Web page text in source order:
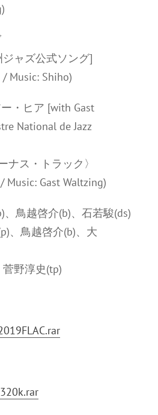
ジャズ公式ソング]
Music: Shiho)
・ヒア [with Gast
National de Jazz
ナス・トラック〉
Music: Gast Waltzing)
、鳥越啓介(b)、石若駿(ds)
、鳥越啓介(b)、大
菅野淳史(tp)